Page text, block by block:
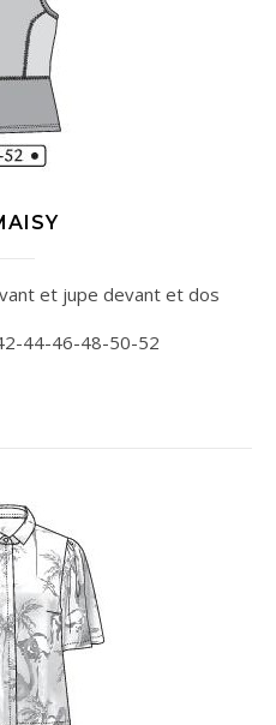
et jupe devant et dos
44-46-48-50-52